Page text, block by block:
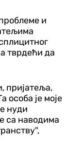
и
тврдећи да
пријатеља,
особа је моје
нуди
са наводима